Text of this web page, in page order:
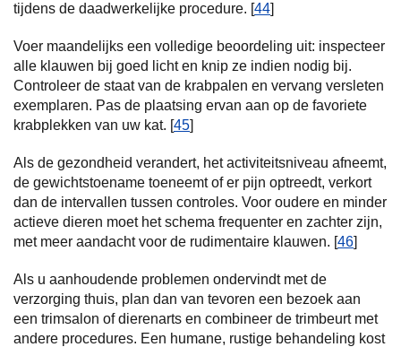
tijdens de daadwerkelijke procedure. [44]
Voer maandelijks een volledige beoordeling uit: inspecteer
alle klauwen bij goed licht en knip ze indien nodig bij.
Controleer de staat van de krabpalen en vervang versleten
exemplaren. Pas de plaatsing ervan aan op de favoriete
krabplekken van uw kat. [45]
Als de gezondheid verandert, het activiteitsniveau afneemt,
de gewichtstoename toeneemt of er pijn optreedt, verkort
dan de intervallen tussen controles. Voor oudere en minder
actieve dieren moet het schema frequenter en zachter zijn,
met meer aandacht voor de rudimentaire klauwen. [46]
Als u aanhoudende problemen ondervindt met de
verzorging thuis, plan dan van tevoren een bezoek aan
een trimsalon of dierenarts en combineer de trimbeurt met
andere procedures. Een humane, rustige behandeling kost